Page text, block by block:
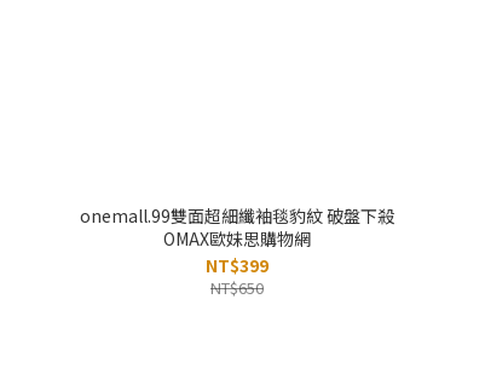
onemall.99雙面超細纖袖毯豹紋 破盤下殺
OMAX歐妹思購物網
NT$399
NT$650